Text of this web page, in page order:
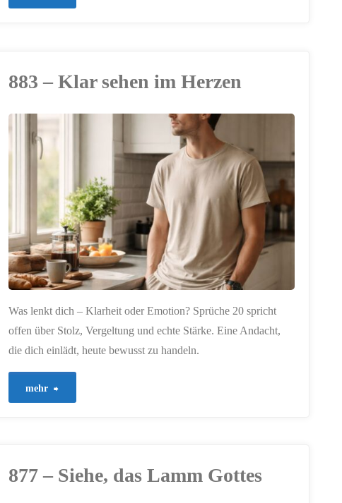
alles
gleichzeitig
zieht"
883 – Klar sehen im Herzen
Was lenkt dich – Klarheit oder Emotion? Sprüche 20 spricht
offen über Stolz, Vergeltung und echte Stärke. Eine Andacht,
die dich einlädt, heute bewusst zu handeln.
mehr "883
sehen
877 – Siehe, das Lamm Gottes